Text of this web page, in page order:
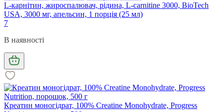
L-карнітин, жироспалювач, рідина, L-carnitine 3000, BioTech
USA, 3000 мг, апельсин, 1 порція (25 мл)
7
В наявності
Креатин моногідрат, 100% Creatine Monohydrate, Progress